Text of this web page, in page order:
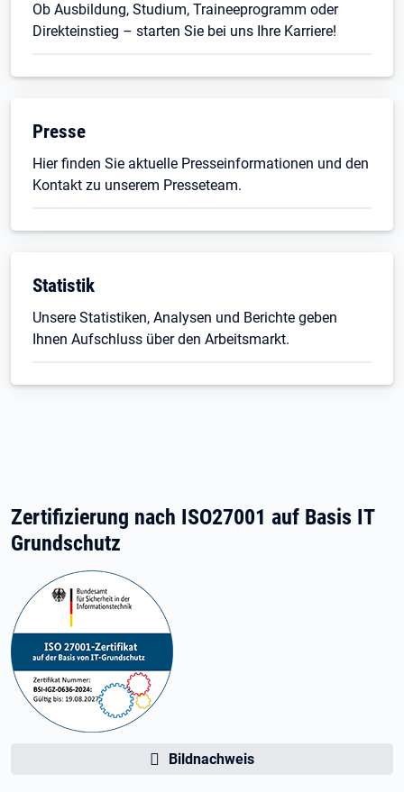
Ob Ausbildung, Studium, Traineeprogramm oder
Direkteinstieg – starten Sie bei uns Ihre Karriere!
Presse
Hier finden Sie aktuelle Presseinformationen und den
Kontakt zu unserem Presseteam.
Statistik
Unsere Statistiken, Analysen und Berichte geben
Ihnen Aufschluss über den Arbeitsmarkt.
Zertifizierung nach ISO27001 auf Basis IT
Grundschutz
Bildnachweis